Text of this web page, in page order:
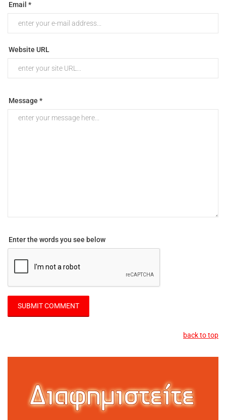
Email *
Website URL
Message *
Enter the words you see below
back to top